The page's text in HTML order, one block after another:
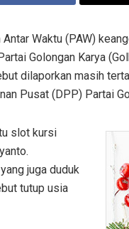
Waktu (PAW)
Golongan Karya
dilaporkan masih
Pusat (DPP) Partai
slot kursi
juga duduk
tutup usia